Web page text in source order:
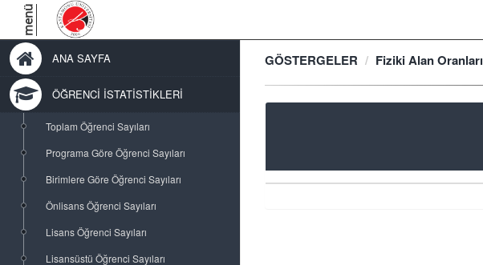
menü
ANA SAYFA
ÖĞRENCİ İSTATİSTİKLERİ
Toplam Öğrenci Sayıları
Programa Göre Öğrenci Sayıları
Birimlere Göre Öğrenci Sayıları
Önlisans Öğrenci Sayıları
Lisans Öğrenci Sayıları
Lisansüstü Öğrenci Sayıları
GÖSTERGELER Fiziki Alan Oranları